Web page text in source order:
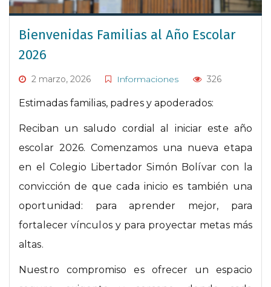
Bienvenidas Familias al Año Escolar
2026
2 marzo, 2026 Informaciones 326
Estimadas familias, padres y apoderados:
Reciban un saludo cordial al iniciar este año
escolar 2026. Comenzamos una nueva etapa
en el Colegio Libertador Simón Bolívar con la
convicción de que cada inicio es también una
oportunidad: para aprender mejor, para
fortalecer vínculos y para proyectar metas más
altas.
Nuestro compromiso es ofrecer un espacio